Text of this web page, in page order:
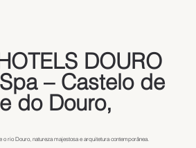
DOURO
– Castelo de
do Douro,
rio Douro, natureza majestosa e arquitetura contemporânea.